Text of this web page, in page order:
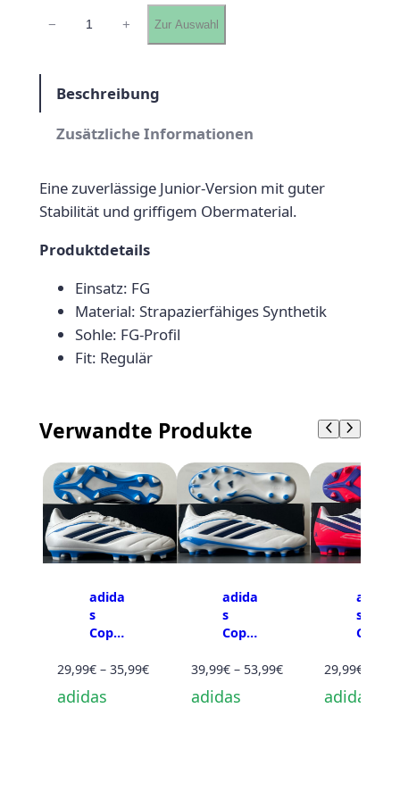
:
6
9
€
s
4
9
€
a
e
d
a
u
F
G
R
− + Zur Auswahl
Beschreibung
Zusätzliche Informationen
Eine zuverlässige Junior-Version mit guter
Stabilität und griffigem Obermaterial.
Produktdetails
Einsatz: FG
Material: Strapazierfähiges Synthetik
Sohle: FG-Profil
Fit: Regulär
Verwandte Produkte
adida
s
Copa
FG JR
29,99€ – 35,99€Preisspanne:
adidas
adida
s
Copa
e FG
39,99€ – 53,99€Preisspanne:
adidas
adida
s F50
Club
29,99€
adidas